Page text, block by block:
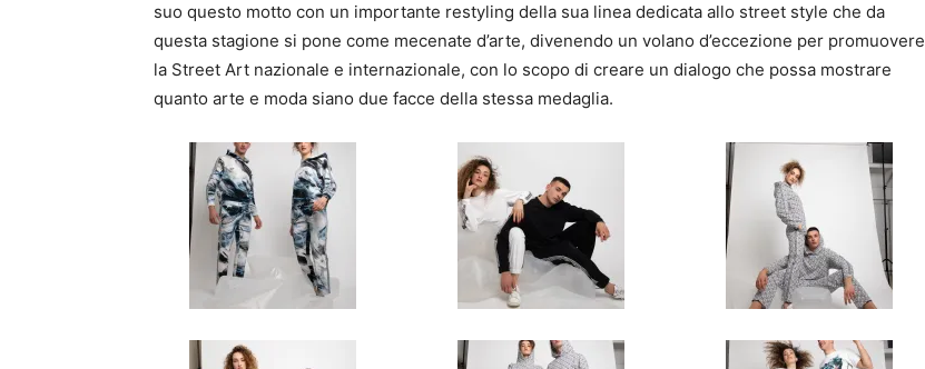
suo questo motto con un importante restyling della sua linea dedicata allo street style che da
questa stagione si pone come mecenate d’arte, divenendo un volano d’eccezione per promuovere
la Street Art nazionale e internazionale, con lo scopo di creare un dialogo che possa mostrare
quanto arte e moda siano due facce della stessa medaglia.